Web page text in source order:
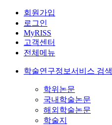
회원가입
로그인
MyRISS
고객센터
전체메뉴
학술연구정보서비스 검색
학위논문
국내학술논문
해외학술논문
학술지